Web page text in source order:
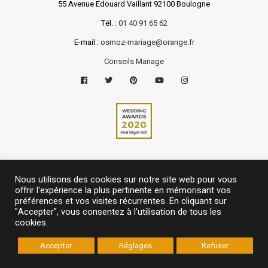
55 Avenue Edouard Vaillant 92100 Boulogne
Tél. :01 40 91 65 62
E-mail :osmoz-mariage@orange.fr
Conseils Mariage
Mentions légales Politique de confidentialité Partenaires
Nous utilisons des cookies sur notre site web pour vous
offrir l'expérience la plus pertinente en mémorisant vos
préférences et vos visites récurrentes. En cliquant sur
"Accepter", vous consentez à l'utilisation de tous les
cookies.
Accepter Réglages Refuser